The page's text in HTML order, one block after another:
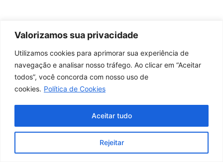
Valorizamos sua privacidade
Utilizamos cookies para aprimorar sua experiência de
navegação e analisar nosso tráfego. Ao clicar em “Aceitar
todos”, você concorda com nosso uso de
cookies. Política de Cookies
Rejeitar
Aceitar tudo